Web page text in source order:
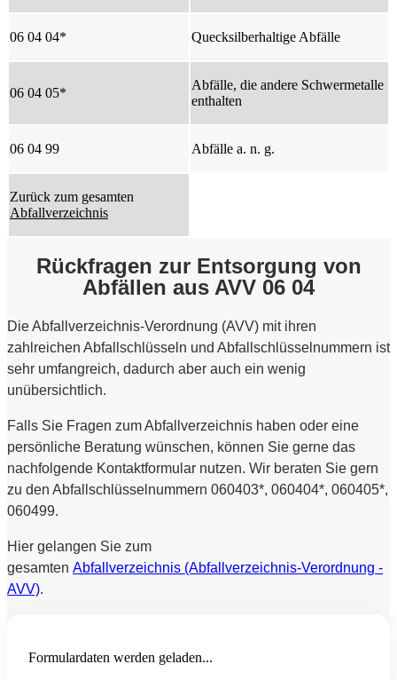
06 04 04* Quecksilberhaltige Abfälle
06 04 05*
Abfälle, die andere Schwermetalle
enthalten
06 04 99 Abfälle a. n. g.
Zurück zum gesamten
Abfallverzeichnis
Rückfragen zur Entsorgung von
Abfällen aus AVV 06 04
Die Abfallverzeichnis-Verordnung (AVV) mit ihren
zahlreichen Abfallschlüsseln und Abfallschlüsselnummern ist
sehr umfangreich, dadurch aber auch ein wenig
unübersichtlich.
Falls Sie Fragen zum Abfallverzeichnis haben oder eine
persönliche Beratung wünschen, können Sie gerne das
nachfolgende Kontaktformular nutzen. Wir beraten Sie gern
zu den Abfallschlüsselnummern 060403*, 060404*, 060405*,
060499.
Hier gelangen Sie zum
gesamten Abfallverzeichnis (Abfallverzeichnis-Verordnung -
AVV).
Formulardaten werden geladen...